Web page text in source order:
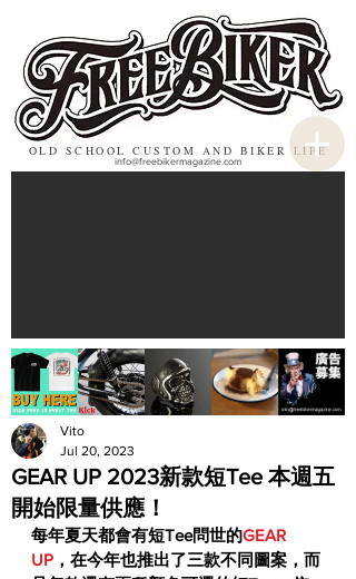
OLD SCHOOL CUSTOM AND BIKER LIFE
info@freebikermagazine.com
GEAR UP 2023新款短Tee 本週五
開始限量供應！
Vito
Jul 20, 2023
每年夏天都會有短Tee問世的GEAR
UP ，在今年也推出了三款不同圖案，而